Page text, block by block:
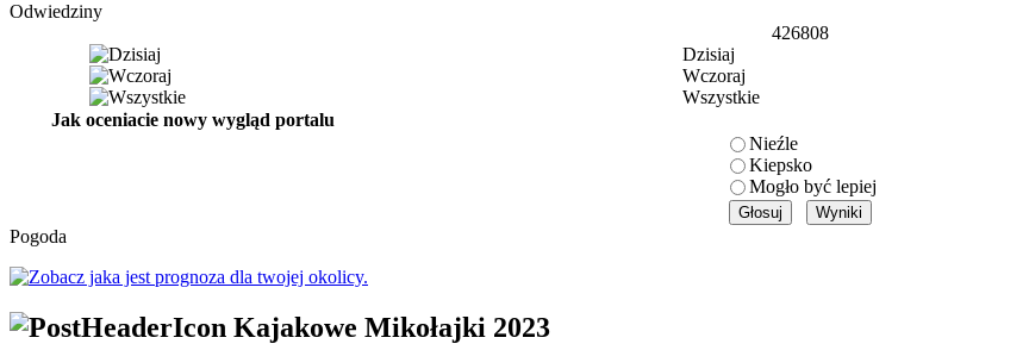
Odwiedziny
426808
Dzisiaj
Wczoraj
Wszystkie
Jak oceniacie nowy wygląd portalu
Nieźle
Kiepsko
Mogło być lepiej
Pogoda
Kajakowe Mikołajki 2023